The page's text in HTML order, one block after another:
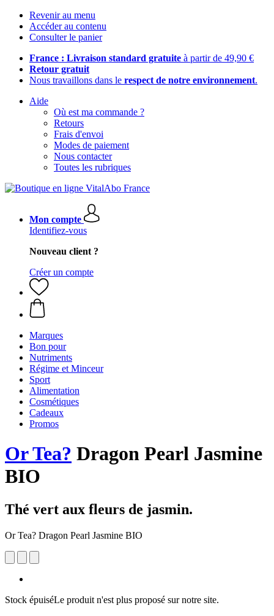
Revenir au menu
Accéder au contenu
Consulter le panier
France : Livraison standard gratuite à partir de 49,90 €
Retour gratuit
Nous travaillons dans le respect de notre environnement.
Aide
Où est ma commande ?
Retours
Frais d'envoi
Modes de paiement
Nous contacter
Toutes les rubriques
Mon compte
Identifiez-vous
Nouveau client ?
Créer un compte
Marques
Bon pour
Nutriments
Régime et Minceur
Sport
Alimentation
Cosmétiques
Cadeaux
Promos
Or Tea? Dragon Pearl Jasmine
BIO
Thé vert aux fleurs de jasmin.
Or Tea? Dragon Pearl Jasmine BIO
Stock épuiséLe produit n'est plus proposé sur notre site.